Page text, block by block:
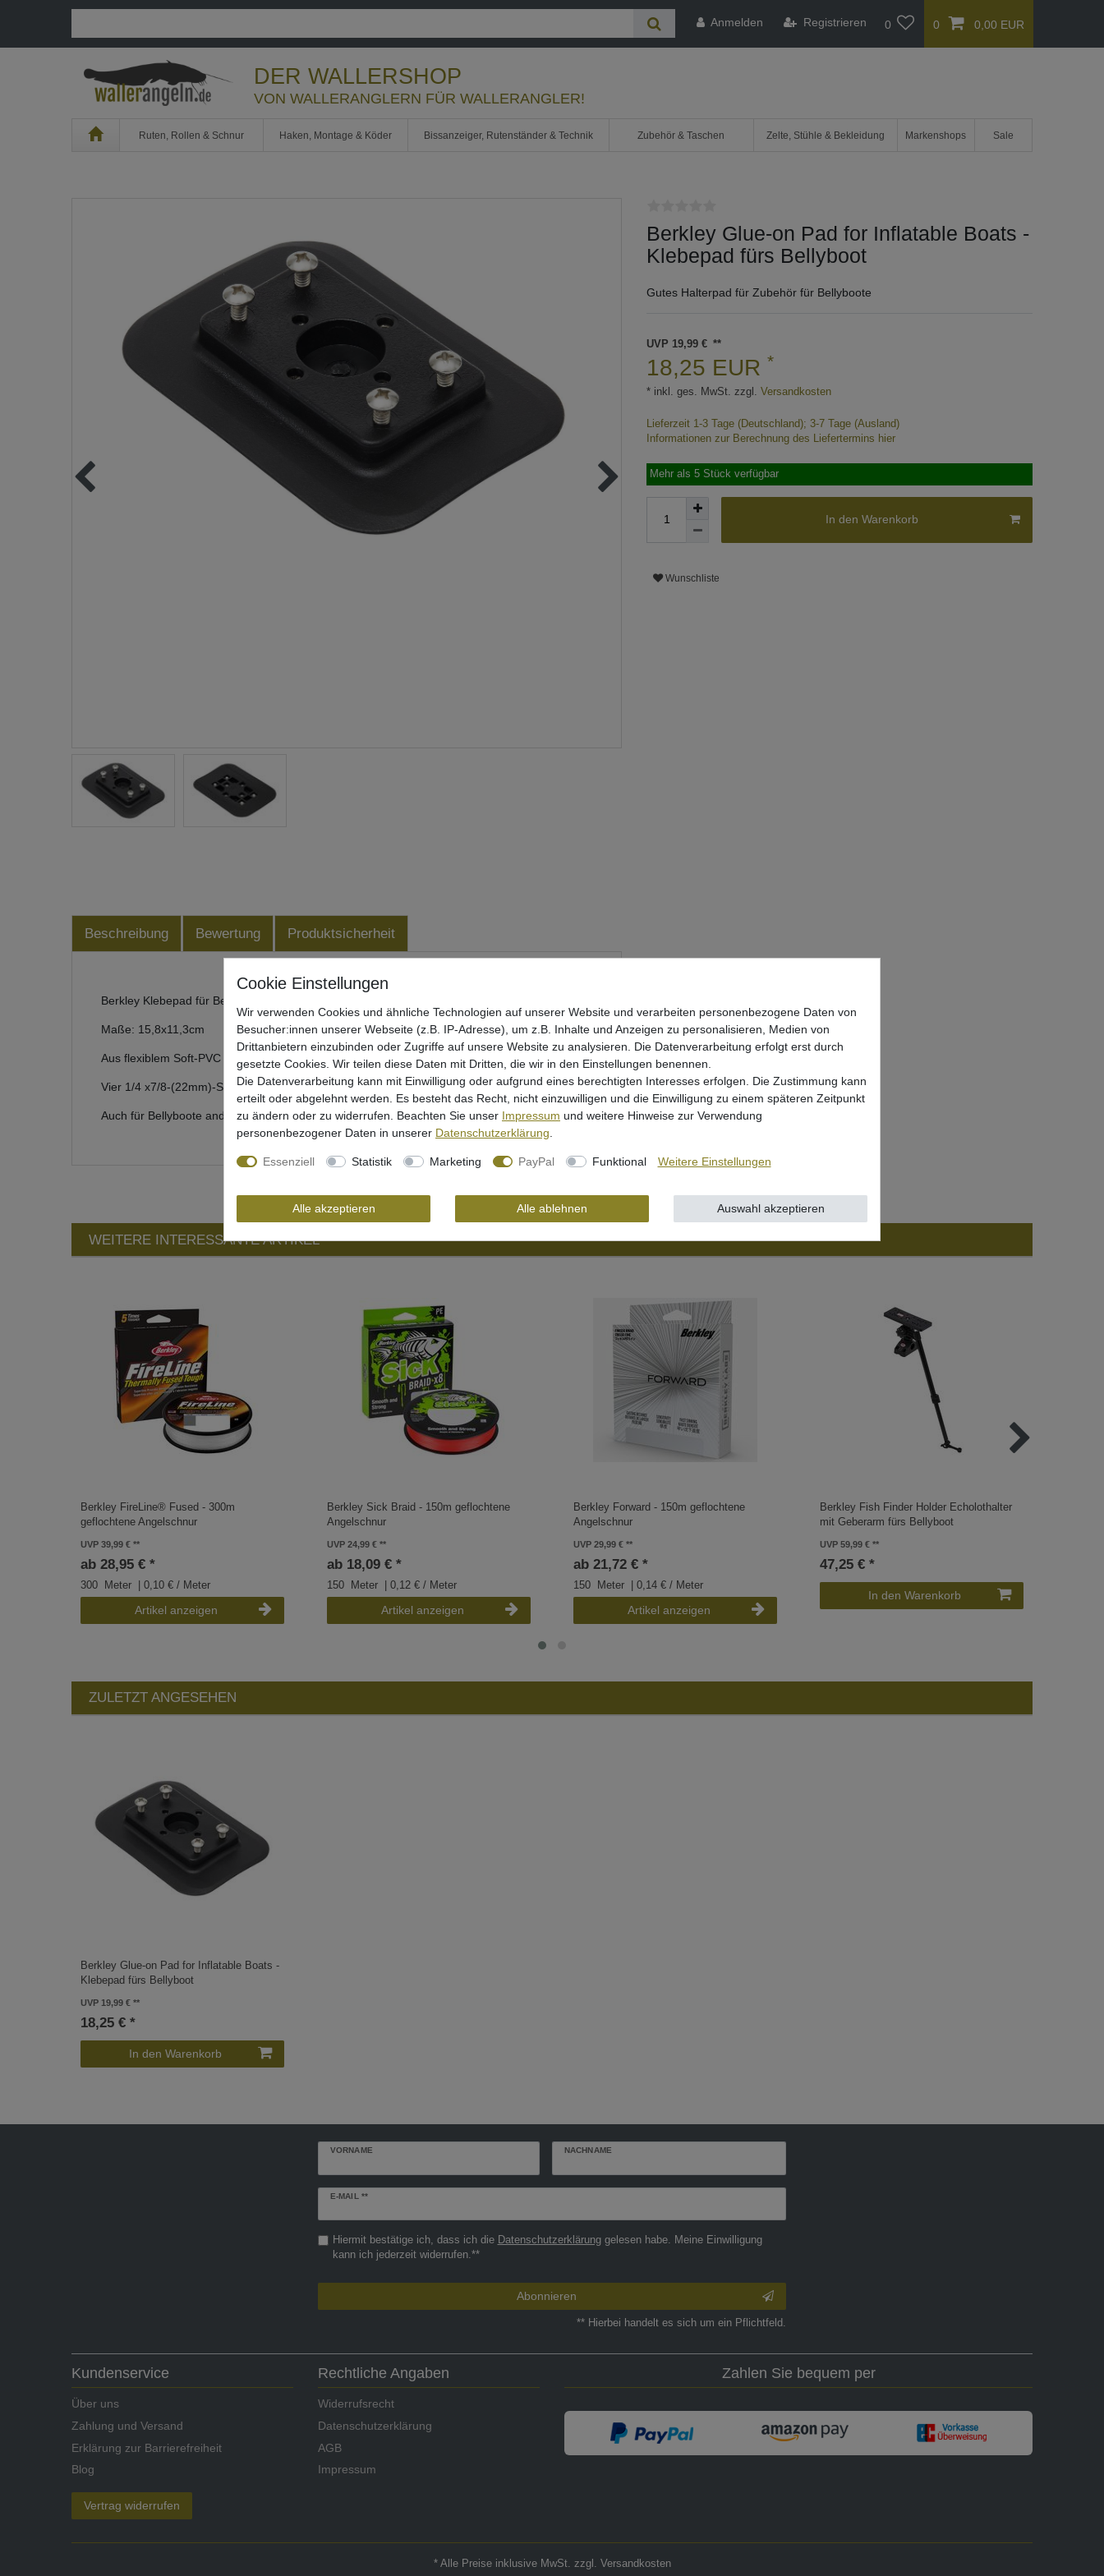
Anmelden Registrieren 0 0 0,00 EUR
DER WALLERSHOP
VON WALLERANGLERN FÜR WALLERANGLER!
Home Ruten, Rollen & Schnur Haken, Montage & Köder Bissanzeiger, Rutenständer & Technik Zubehör & Taschen Zelte, Stühle & Bekleidung Markenshops Sale
Berkley Glue-on Pad for Inflatable Boats -
Klebepad fürs Bellyboot
Gutes Halterpad für Zubehör für Bellyboote
UVP 19,99 €
18,25 EUR *
* inkl. ges. MwSt. zzgl. Versandkosten
Lieferzeit 1-3 Tage (Deutschland); 3-7 Tage (Ausland)
Informationen zur Berechnung des Liefertermins hier
Mehr als 5 Stück verfügbar
In den Warenkorb
Wunschliste
Beschreibung Bewertung Produktsicherheit
Berkley Klebepad für Bellyboote
Maße: 15,8x11,3cm
Aus flexiblem Soft-PVC
Vier 1/4 x7/8-(22mm)-Schrauben aus 304er-Edelstahl
Auch für Bellyboote anderer Marken geeignet
WEITERE INTERESSANTE ARTIKEL
Berkley FireLine® Fused - 300m
geflochtene Angelschnur
UVP 39,99 €
ab 28,95 € *
300 Meter | 0,10 € / Meter
Artikel anzeigen
Berkley Sick Braid - 150m geflochtene
Angelschnur
UVP 24,99 €
ab 18,09 € *
150 Meter | 0,12 € / Meter
Artikel anzeigen
Berkley Forward - 150m geflochtene
Angelschnur
UVP 29,99 €
ab 21,72 € *
150 Meter | 0,14 € / Meter
Artikel anzeigen
Berkley Fish Finder Holder Echolothalter
mit Geberarm fürs Bellyboot
UVP 59,99 €
47,25 € *
In den Warenkorb
ZULETZT ANGESEHEN
Berkley Glue-on Pad for Inflatable Boats -
Klebepad fürs Bellyboot
UVP 19,99 €
18,25 € *
In den Warenkorb
VORNAME NACHNAME
E-MAIL **
Newsletter
Hiermit bestätige ich, dass ich die Daten­schutz­erklärunggelesen habe. Meine Einwilligung
kann ich jederzeit widerrufen.**
Abonnieren
** Hierbei handelt es sich um ein Pflichtfeld.
Kundenservice
Über uns
Zahlung und Versand
Erklärung zur Barrierefreiheit
Blog
Vertrag widerrufen
Rechtliche Angaben
Widerrufsrecht
Datenschutzerklärung
AGB
Impressum
Zahlen Sie bequem per
* Alle Preise inklusive MwSt. zzgl. Versandkosten
Wir verwenden Cookies und ähnliche Technologien auf unserer Website und verarbeiten personenbezogene Daten von
Besucher:innen unserer Webseite (z.B. IP-Adresse), um z.B. Inhalte und Anzeigen zu personalisieren, Medien von
Drittanbietern einzubinden oder Zugriffe auf unsere Website zu analysieren. Die Datenverarbeitung erfolgt erst durch
gesetzte Cookies. Wir teilen diese Daten mit Dritten, die wir in den Einstellungen benennen.
Die Datenverarbeitung kann mit Einwilligung oder aufgrund eines berechtigten Interesses erfolgen. Die Zustimmung kann
erteilt oder abgelehnt werden. Es besteht das Recht, nicht einzuwilligen und die Einwilligung zu einem späteren Zeitpunkt
zu ändern oder zu widerrufen. Beachten Sie unser Impressum und weitere Hinweise zur Verwendung
personenbezogener Daten in unserer Daten­schutz­erklärung
Essenziell Statistik Marketing PayPal Funktional Weitere Einstellungen
Alle akzeptieren Alle ablehnen Auswahl akzeptieren